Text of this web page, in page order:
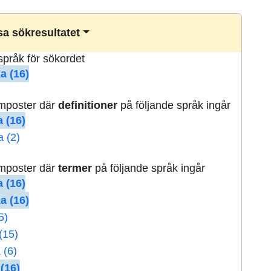
sökresultatet
för sökordet
(16)
därdefinitioner på följande språk ingår
(16)
(2)
därtermer på följande språk ingår
(16)
(16)
(6)